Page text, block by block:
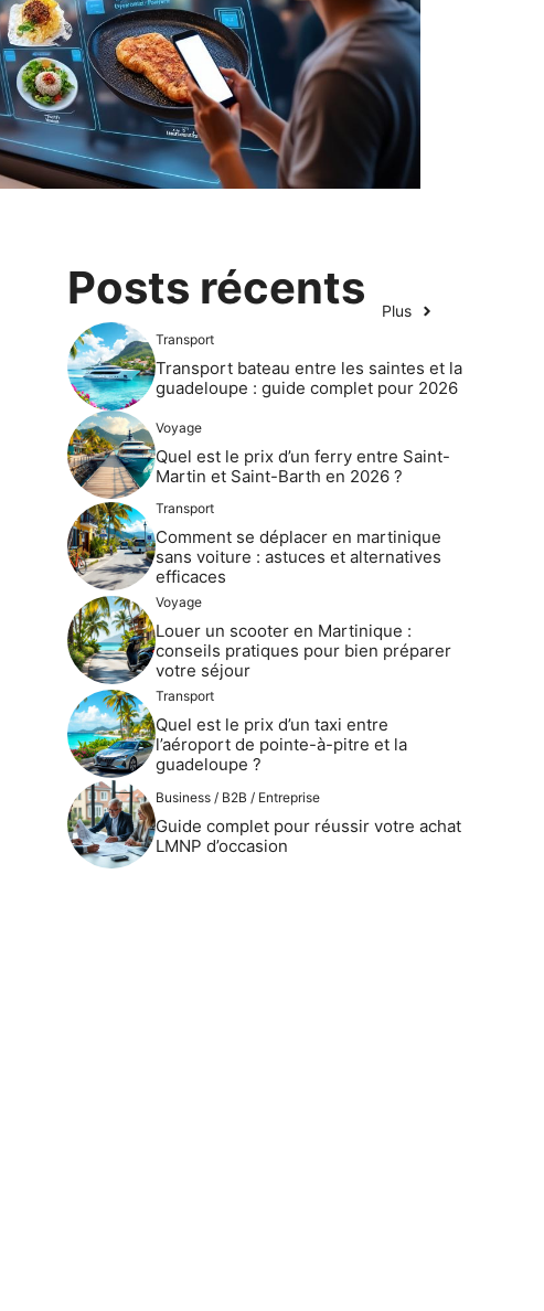
Posts récents Plus
Transport
Transport bateau entre les saintes et la
guadeloupe : guide complet pour 2026
Voyage
Quel est le prix d’un ferry entre Saint-
Martin et Saint-Barth en 2026 ?
Transport
Comment se déplacer en martinique
sans voiture : astuces et alternatives
efficaces
Voyage
Louer un scooter en Martinique :
conseils pratiques pour bien préparer
votre séjour
Transport
Quel est le prix d’un taxi entre
l’aéroport de pointe-à-pitre et la
guadeloupe ?
Business / B2B / Entreprise
Guide complet pour réussir votre achat
LMNP d’occasion